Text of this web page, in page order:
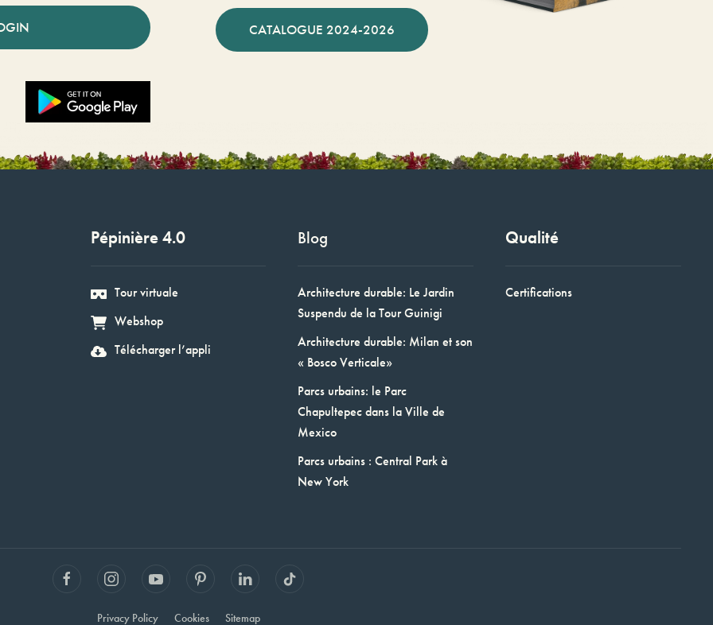
CATALOGUE 2024-2026
Pépinière 4.0
Tour virtuale
Webshop
Télécharger l’appli
Blog
Architecture durable: Le Jardin
Suspendu de la Tour Guinigi
Architecture durable: Milan et son
« Bosco Verticale»
Parcs urbains: le Parc
Chapultepec dans la Ville de
Mexico
Parcs urbains : Central Park à
New York
Qualité
Certifications
Privacy Policy Cookies Sitemap